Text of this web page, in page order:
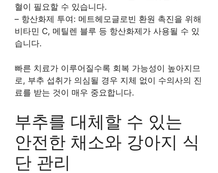
혈이 필요할 수 있습니다.
– 항산화제 투여: 메트헤모글로빈 환원 촉진을 위해
비타민 C, 메틸렌 블루 등 항산화제가 사용될 수 있
습니다.
빠른 치료가 이루어질수록 회복 가능성이 높아지므
로, 부추 섭취가 의심될 경우 지체 없이 수의사의 진
료를 받는 것이 매우 중요합니다.
부추를 대체할 수 있는
안전한 채소와 강아지 식
단 관리